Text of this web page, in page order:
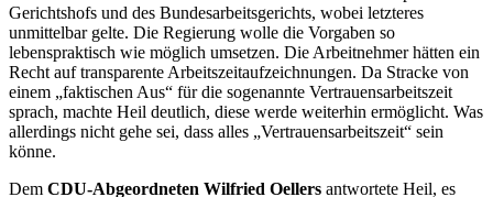
Gerichtshofs und des Bundesarbeitsgerichts, wobei letzteres
unmittelbar gelte. Die Regierung wolle die Vorgaben so
lebenspraktisch wie möglich umsetzen. Die Arbeitnehmer hätten ein
Recht auf transparente Arbeitszeitaufzeichnungen. Da Stracke von
einem „faktischen Aus“ für die sogenannte Vertrauensarbeitszeit
sprach, machte Heil deutlich, diese werde weiterhin ermöglicht. Was
allerdings nicht gehe sei, dass alles „Vertrauensarbeitszeit“ sein
könne.
Dem CDU-Abgeordneten Wilfried Oellers antwortete Heil, es